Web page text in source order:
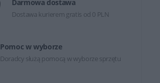
Darmowa dostawa
Dostawa kurierem gratis od 0 PLN
Pomoc w wyborze
Doradcy służą pomocą w wyborze sprzętu